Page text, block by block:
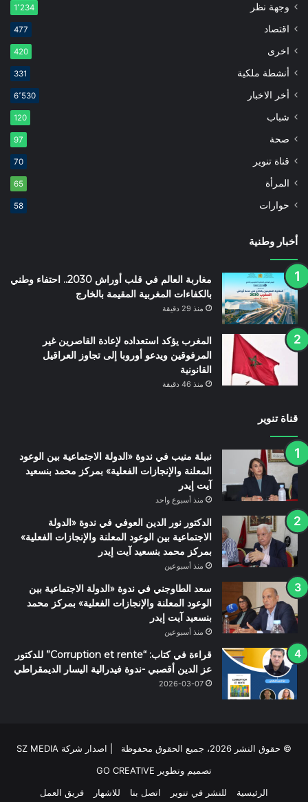
وجهة نظر 1٬234
اقتصاد 477
اخرى 420
أنشطة ملكية 331
أخر الاخبار 6٬530
شباب 120
صحة 97
قناة تنوير 70
المرأة 65
حوارات 58
أخبار وطنية
مغاربة العالم في قلب أوراش 2030.. احتفاء وطني
بالكفاءات المغربية المقيمة بالخارج
منذ 29 دقيقة
المغرب يؤكد استعداده لإعادة القاصرين غير
المرفوقين ويدعو أوروبا إلى تجاوز العراقيل
القانونية
منذ 46 دقيقة
قناة تنوير
نبيلة منيب في ندوة «الدولة الاجتماعية بين الوعود
المعلنة والإنجازات الفعلية» بمركز محمد بنسعيد
آيت إيدر
منذ أسبوع واحد
الدكتور نور الدين العوفي في ندوة «الدولة
الاجتماعية بين الوعود المعلنة والإنجازات الفعلية»
بمركز محمد بنسعيد آيت إيدر
منذ أسبوعين
سعد الطاوجني في ندوة «الدولة الاجتماعية بين
الوعود المعلنة والإنجازات الفعلية» بمركز محمد
بنسعيد آيت إيدر
منذ أسبوعين
قراءة في كتاب: “Corruption et rente” للدكتور
عز الدين أقصبي -ندوة فيدرالية اليسار الديمقراطي
2026-03-07
© حقوق النشر 2026، جميع الحقوق محفوظة | اصدار شركة SZ MEDIA
تصميم وتطوير GO CREATIVE
الرئيسية
للنشر في تنوير اتصل بنا للاشهار فريق العمل